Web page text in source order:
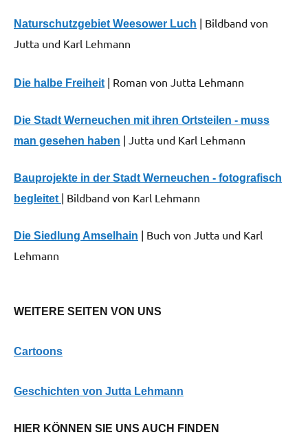
Soziales
Neues
Region
Naturschutzgebiet Weesower Luch | Bildband von
Jutta und Karl Lehmann
Die halbe Freiheit | Roman von Jutta Lehmann
Die Stadt Werneuchen mit ihren Ortsteilen - muss
man gesehen haben | Jutta und Karl Lehmann
Bauprojekte in der Stadt Werneuchen - fotografisch
begleitet | Bildband von Karl Lehmann
Die Siedlung Amselhain | Buch von Jutta und Karl
Lehmann
WEITERE SEITEN VON UNS
Cartoons
Geschichten von Jutta Lehmann
HIER KÖNNEN SIE UNS AUCH FINDEN